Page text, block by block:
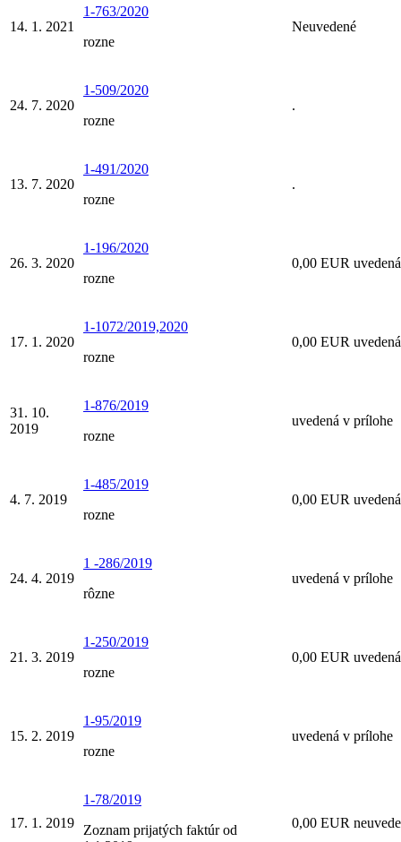
14. 1. 2021
1-763/2020
rozne
Neuvedené
24. 7. 2020
1-509/2020
rozne
.
13. 7. 2020
1-491/2020
rozne
.
26. 3. 2020
1-196/2020
rozne
0,00 EUR
17. 1. 2020
1-1072/2019,2020
rozne
0,00 EUR
31. 10.
2019
1-876/2019
rozne
uvedená v prílohe
4. 7. 2019
1-485/2019
rozne
0,00 EUR
24. 4. 2019
1 -286/2019
rôzne
uvedená v prílohe
21. 3. 2019
1-250/2019
rozne
0,00 EUR
15. 2. 2019
1-95/2019
rozne
uvedená v prílohe
17. 1. 2019
1-78/2019
Zoznam prijatých faktúr od
0,00 EUR